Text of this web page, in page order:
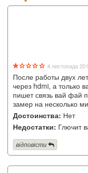
4 листопада
После работы двух
через hdmi, а только
пишет связь вай фай
замер на несколько
Достоинства: Нет
Недостатки: Глючит
відповісти